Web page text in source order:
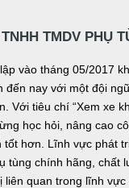
TMDV PHỤ
vào tháng 05/2017
đến nay với một đội
Với tiêu chí “Xem xe
học hỏi, nâng cao
tốt hơn. Lĩnh vực phát
tùng chính hãng, chất
liên quan trong lĩnh vực